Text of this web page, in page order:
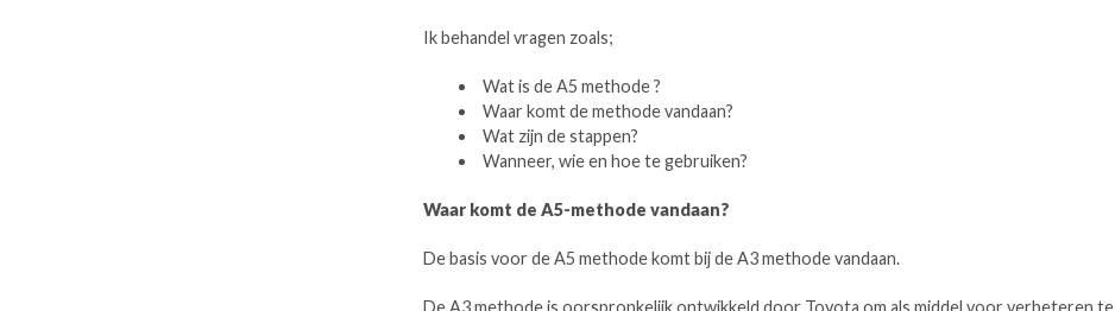
Ik behandel vragen zoals;
Wat is de A5 methode ?
Waar komt de methode vandaan?
Wat zijn de stappen?
Wanneer, wie en hoe te gebruiken?
Waar komt de A5-methode vandaan?
De basis voor de A5 methode komt bij de A3 methode vandaan.
De A3 methode is oorspronkelijk ontwikkeld door Toyota om als middel voor verbeteren te